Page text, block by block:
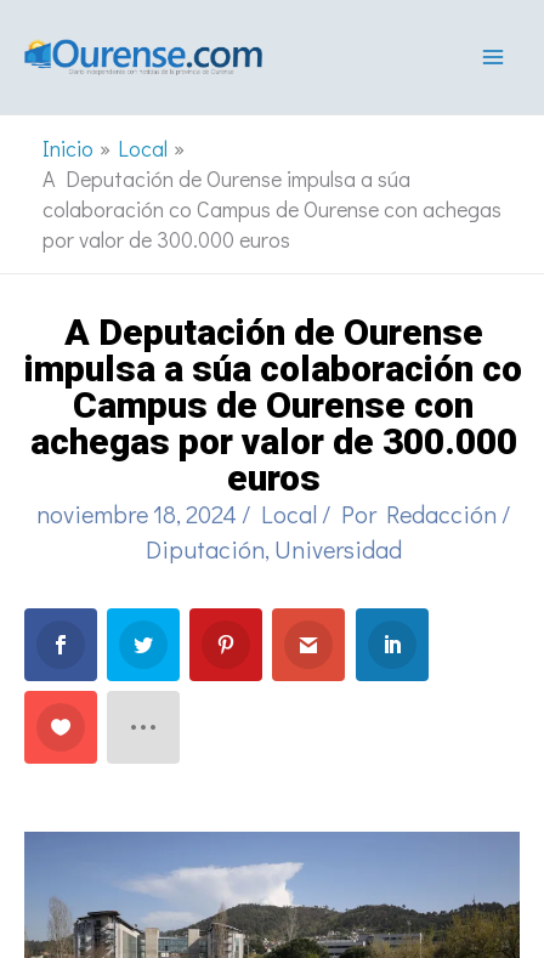
Inicio
Local
A Deputación de Ourense impulsa a súa
colaboración co Campus de Ourense con achegas
por valor de 300.000 euros
A Deputación de Ourense
impulsa a súa colaboración co
Campus de Ourense con
achegas por valor de 300.000
euros
noviembre 18, 2024 / Local / Por Redacción /
Diputación, Universidad